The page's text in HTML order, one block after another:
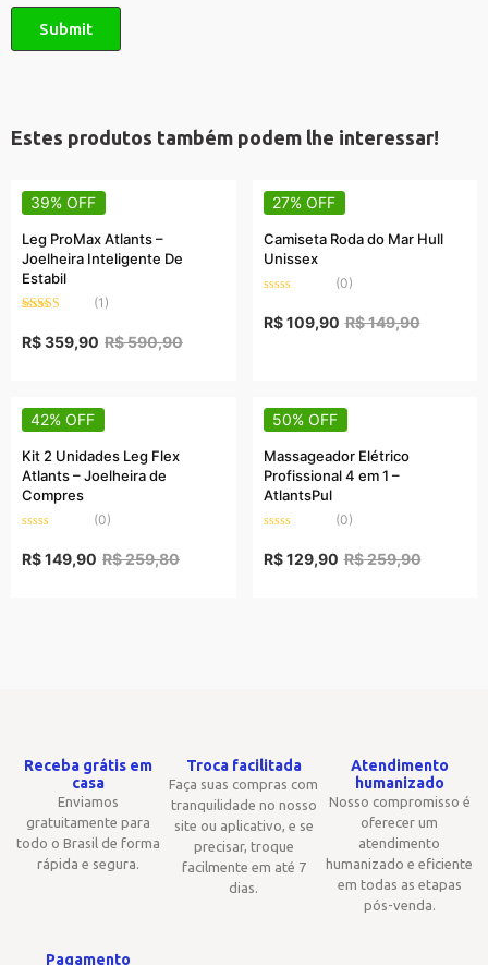
Estes produtos também podem lhe interessar!
39% OFF
Leg ProMax Atlants –
Joelheira Inteligente De
Estabil
out of 5
(1)
R$590,90
R$359,90
27% OFF
Camiseta Roda do Mar Hull
Unissex
0
out
(0)
R$149,90
R$109,90
42% OFF
Kit 2 Unidades Leg Flex
Atlants – Joelheira de
Compres
0
out
(0)
R$259,80
R$149,90
50% OFF
Massageador Elétrico
Profissional 4 em 1 –
AtlantsPul
0
out
(0)
R$259,90
R$129,90
Receba grátis em
casa
Enviamos
gratuitamente para
todo o Brasil de forma
rápida e segura.
Troca facilitada
Faça suas compras com
tranquilidade no nosso
site ou aplicativo, e se
precisar, troque
facilmente em até 7
dias.
Atendimento
humanizado
Nosso compromisso é
oferecer um
atendimento
humanizado e eficiente
em todas as etapas
pós-venda.
Pagamento